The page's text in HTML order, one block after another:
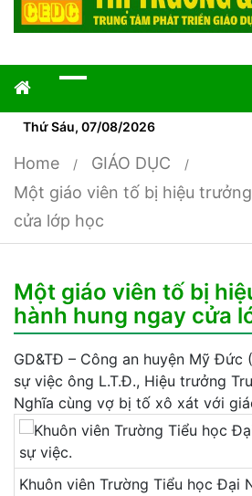
Thứ Sáu, 07/08/2026
Home
GIÁO DỤC
Một giáo viên tố bị hiệu
cửa lớp học
Một giáo viên tố bị
hành hung ngay cửa
GD&TĐ – Công an huyện Mỹ Đức
sự việc ông L.T.Đ., Hiệu trưởng
Nghĩa cùng vợ bị tố xô xát với
Khuôn viên Trường Tiểu học Đại